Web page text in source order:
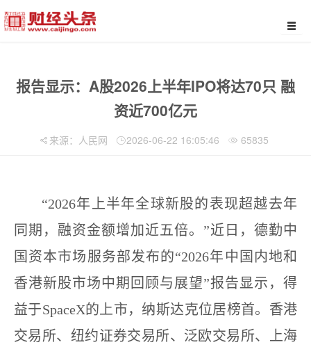
报告显示：A股2026上半年IPO将达70只 融
资近700亿元
来源：人民网 2026-06-22 16:05:46 65835
“2026年上半年全球新股的表现超越去年
同期，融资金额增加近五倍。”近日，德勤中
国资本市场服务部发布的“2026年中国内地和
香港新股市场中期回顾与展望”报告显示，得
益于SpaceX的上市，纳斯达克位居榜首。香港
交易所、纽约证券交易所、泛欧交易所、上海